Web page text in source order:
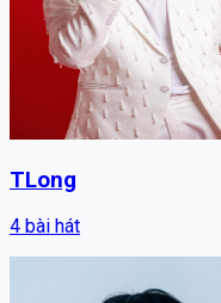
TLong
4 bài hát